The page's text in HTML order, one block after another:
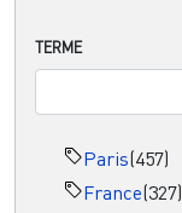
TERME
Paris(457)
France(327)